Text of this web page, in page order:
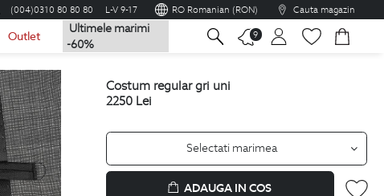
(004)0310 80 80 80 L-V 9-17 RO Romanian (RON) Cauta magazin
Outlet
Ultimele marimi
-60%
9
Romana
costum regular gri uni
2250 Lei
Selectati marimea
ADAUGA IN COS